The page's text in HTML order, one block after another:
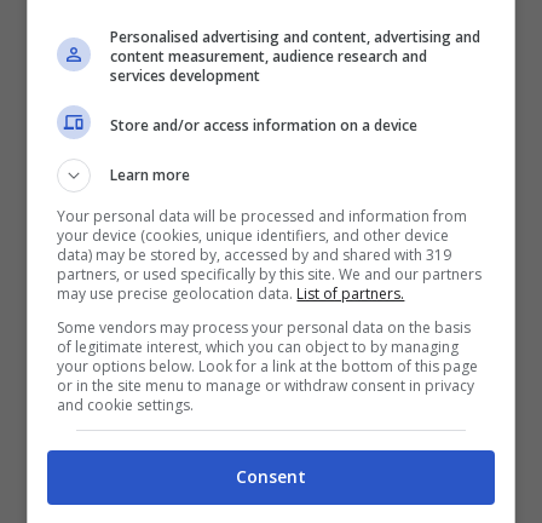
La scelta di Elodie, colpa di Iannone – (Foto: IG @Elodie) –
Nursenews.it
Personalised advertising and content, advertising and
content measurement, audience research and
services development
Store and/or access information on a device
Learn more
Your personal data will be processed and information from
your device (cookies, unique identifiers, and other device
data) may be stored by, accessed by and shared with 319
partners, or used specifically by this site. We and our partners
may use precise geolocation data. List of partners.
Some vendors may process your personal data on the basis
of legitimate interest, which you can object to by managing
your options below. Look for a link at the bottom of this page
or in the site menu to manage or withdraw consent in privacy
and cookie settings.
Consent